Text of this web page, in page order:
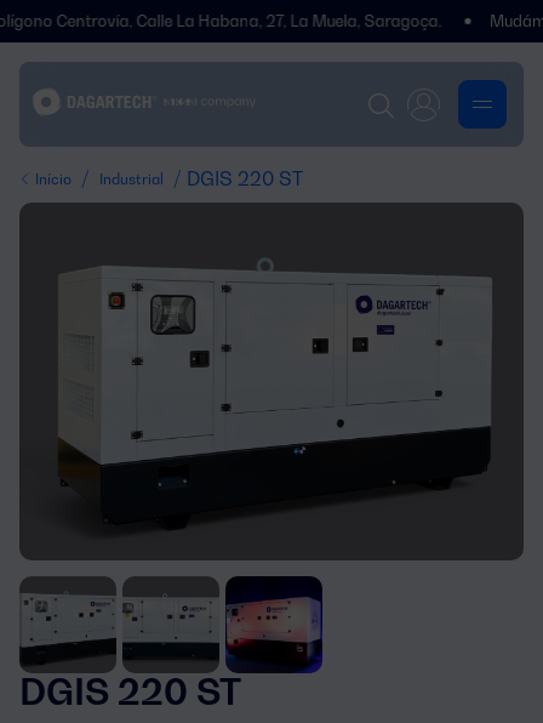
Calle La Habana, 27, La Muela, Saragoça. Mudámos de
Início / Industrial / DGIS 220 ST
DGIS 220 ST